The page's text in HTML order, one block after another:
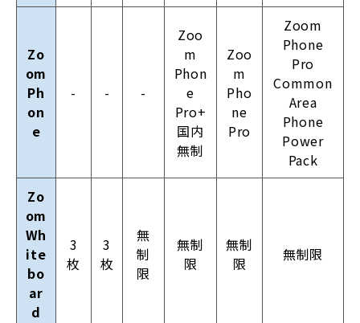
Zo
om
Ph
on
e
- - -
Zoo
m
Phon
e
Pro+
国内
無制
Zoo
m
Pho
ne
Pro
Zoom
Phone
Pro
Common
Area
Phone
Power
Pack
Zo
om
Wh
ite
bo
ar
d
3
枚
3
枚
無
制
限
無制
限
無制
限
無制限